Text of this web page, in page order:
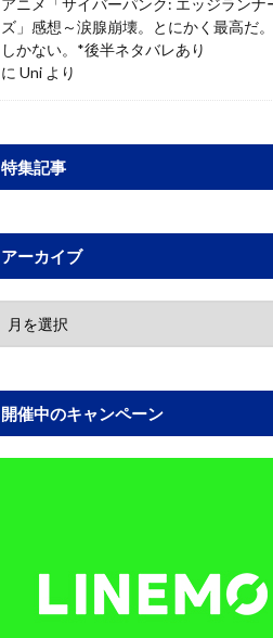
ズ」感想～涙腺崩壊。とにかく最高だ
しかない。*後半ネタバレあり
に Uni より
特集記事
アーカイブ
開催中のキャンペーン